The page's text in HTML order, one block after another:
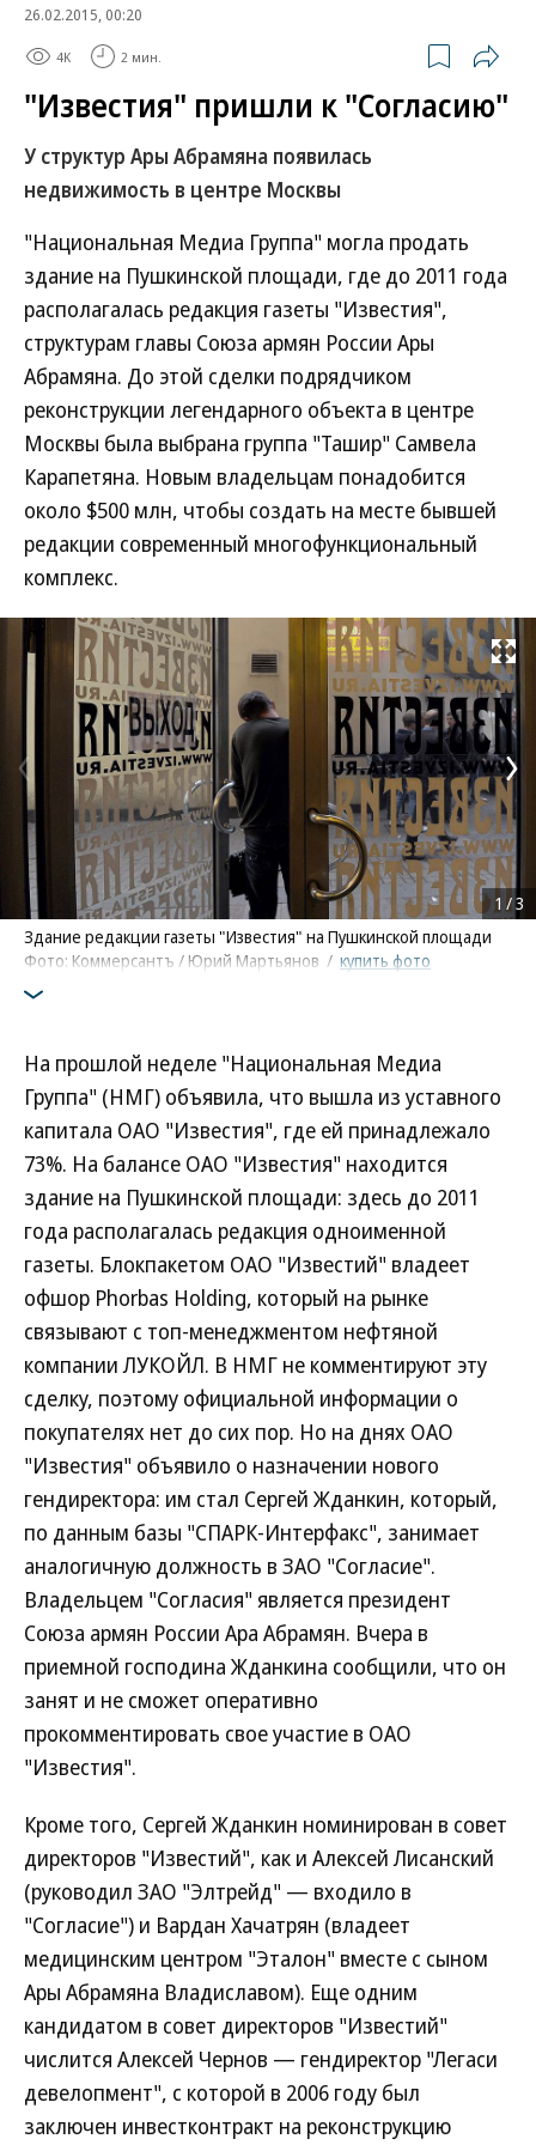
26.02.2015, 00:20
4K 2 мин.
"Известия" пришли к "Согласию"
У структур Ары Абрамяна появилась
недвижимость в центре Москвы
"Национальная Медиа Группа" могла продать
здание на Пушкинской площади, где до 2011 года
располагалась редакция газеты "Известия",
структурам главы Союза армян России Ары
Абрамяна. До этой сделки подрядчиком
реконструкции легендарного объекта в центре
Москвы была выбрана группа "Ташир" Самвела
Карапетяна. Новым владельцам понадобится
около $500 млн, чтобы создать на месте бывшей
редакции современный многофункциональный
комплекс.
Развернуть
Здание редакции газеты "Известия" на Пушкинской площади
Фото: Коммерсантъ / Юрий Мартьянов / купить фото
1 /3
На прошлой неделе "Национальная Медиа
Группа" (НМГ) объявила, что вышла из уставного
капитала ОАО "Известия", где ей принадлежало
73%. На балансе ОАО "Известия" находится
здание на Пушкинской площади: здесь до 2011
года располагалась редакция одноименной
газеты. Блокпакетом ОАО "Известий" владеет
офшор Phorbas Holding, который на рынке
связывают с топ-менеджментом нефтяной
компании ЛУКОЙЛ. В НМГ не комментируют эту
сделку, поэтому официальной информации о
покупателях нет до сих пор. Но на днях ОАО
"Известия" объявило о назначении нового
гендиректора: им стал Сергей Жданкин, который,
по данным базы "СПАРК-Интерфакс", занимает
аналогичную должность в ЗАО "Согласие".
Владельцем "Согласия" является президент
Союза армян России Ара Абрамян. Вчера в
приемной господина Жданкина сообщили, что он
занят и не сможет оперативно
прокомментировать свое участие в ОАО
"Известия".
Кроме того, Сергей Жданкин номинирован в совет
директоров "Известий", как и Алексей Лисанский
(руководил ЗАО "Элтрейд" — входило в
"Согласие") и Вардан Хачатрян (владеет
медицинским центром "Эталон" вместе с сыном
Ары Абрамяна Владиславом). Еще одним
кандидатом в совет директоров "Известий"
числится Алексей Чернов — гендиректор "Легаси
девелопмент", с которой в 2006 году был
заключен инвестконтракт на реконструкцию